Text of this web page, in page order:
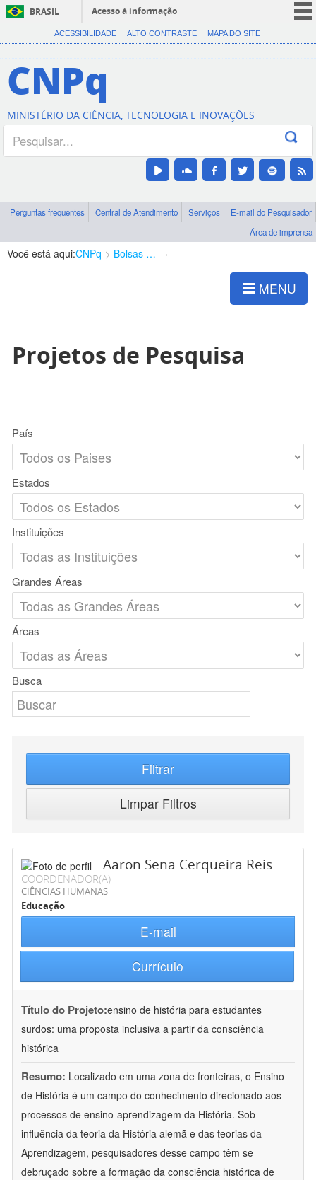
BRASIL
Acesso à informação
CORONAVÍRUS (COVID-19)
Canais
ACESSIBILIDADE ALTO CONTRASTE MAPA DO SITE
CNPq
MINISTÉRIO DA CIÊNCIA, TECNOLOGIA E INOVAÇÕES
Perguntas frequentes Central de Atendimento Serviços
E-mail do Pesquisador
Área de imprensa
Você está aqui:CNPq Bolsas e Auxílios Vigentes
MENU
Projetos de Pesquisa
País
Estados
Instituições
Grandes Áreas
Áreas
Busca
Filtrar
Limpar Filtros
Aaron Sena Cerqueira Reis
COORDENADOR(A)
CIÊNCIAS HUMANAS
Educação
E-mail
Currículo
Título do Projeto:ensino de história para estudantes
surdos: uma proposta inclusiva a partir da consciência
histórica
Resumo: Localizado em uma zona de fronteiras, o Ensino
de História é um campo do conhecimento direcionado aos
processos de ensino-aprendizagem da História. Sob
influência da teoria da História alemã e das teorias da
Aprendizagem, pesquisadores desse campo têm se
debruçado sobre a formação da consciência histórica de